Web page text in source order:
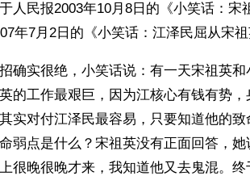
人民报2003年10月8日的《小笑话：宋
年7月2日的《小笑话：江泽民屈从宋祖
确实很绝，小笑话说：有一天宋祖英和
的工作最艰巨，因为江核心有钱有势
实对付江泽民最容易，只要知道他的
弱点是什么？宋祖英没有正面回答，
很晚很晚才来，我知道他又去鬼混。